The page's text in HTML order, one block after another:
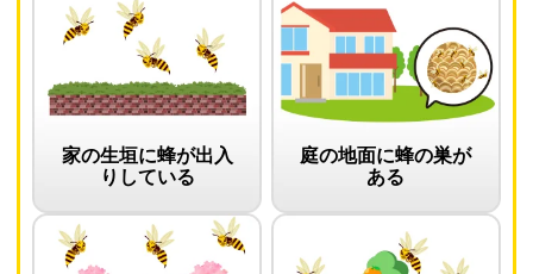
家の生垣に蜂が出入
りしている
庭の地面に蜂の巣が
ある